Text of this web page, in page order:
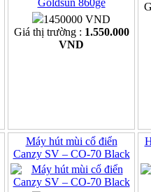
1450000 VND
Giá thị trường : 1.550.000
VND
Máy hút mùi cổ điển
Canzy SV – CO-70 Black